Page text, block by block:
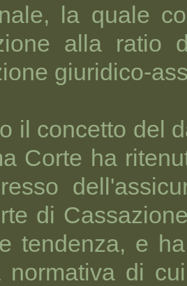
la quale
alla ratio
giuridico-
il concetto del
Corte ha
di
tendenza, e
normativa di